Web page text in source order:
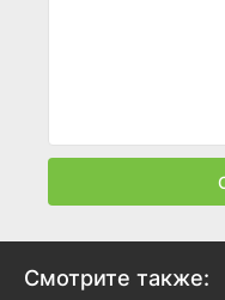
Смотрите также: